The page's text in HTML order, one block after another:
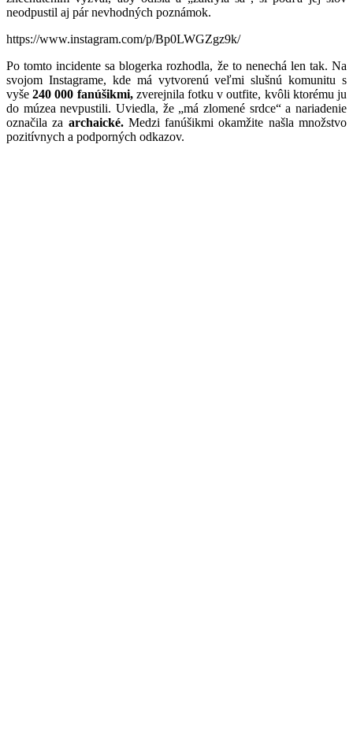
neodpustil aj pár nevhodných poznámok.
https://www.instagram.com/p/Bp0LWGZgz9k/
Po tomto incidente sa blogerka rozhodla, že to nenechá len tak. Na
svojom Instagrame, kde má vytvorenú veľmi slušnú komunitu s
vyše240 000 fanúšikmi,zverejnila fotku v outfite, kvôli ktorému ju
do múzea nevpustili. Uviedla, že „má zlomené srdce“ a nariadenie
označila za archaické.Medzi fanúšikmi okamžite našla množstvo
pozitívnych a podporných odkazov.